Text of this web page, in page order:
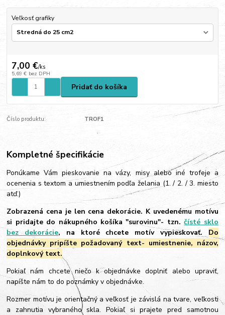
Veľkosť grafiky
7,00 €/ks
5,69 € bez DPH
Pridať do košíka
Číslo produktu: TROF1
Kompletné špecifikácie
Ponúkame Vám pieskovanie na vázy, misy alebo iné trofeje a
ocenenia s textom a umiestnením podľa želania (1. / 2. / 3. miesto
atď.)
Zobrazená cena je len cena dekorácie. K uvedenému motívu
si pridajte do nákupného košíka "surovinu"- tzn.čísté sklo
bez dekorácie, na ktoré chcete motív vypieskovať. Do
objednávky pripíšte požadovaný text- umiestnenie, názov,
doplnkový text.
Pokiaľ nám chcete niečo k objednávke doplniť alebo upraviť,
napíšte nám to do poznámky v objednávke.
Rozmer motívu je orientačný a veľkosť je závislá na tvare, veľkosti
a zahnutia vybraného skla. Pokiaľ si prajete pred samotnou